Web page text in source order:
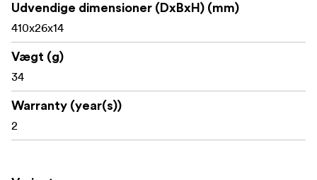
Udvendige dimensioner (DxBxH) (mm)
410x26x14
Vægt (g)
34
Warranty (year(s))
2